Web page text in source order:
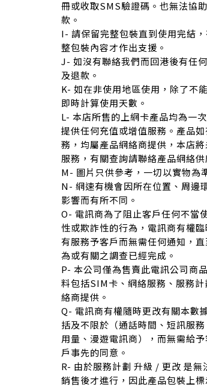
冊或收取SMS驗證碼。也無法協
款。
I- 請保留完整包裝直到使用完結
整包裝內容才作出支援。
J- 如沒有聯絡我們而回港後有任
及退款。
K- 如在非使用地區使用，除了不
即時計算使用天數。
L- 本店所售的上網卡產品均為一
提供任何充值或增值服務。產品
務，均屬產品網絡商提供，本店
服務，有關查詢請聯絡產品網絡供
M- 圖片只供參考，一切以實物為
N- 網速有機會因所在位置、周邊
影響而有所不同。
O- 電訊商為了阻止客戶任何不當
性或欺詐性的行為，電訊商有權
有服務予客戶而無需任何通知，
為或有關之調查已經完成。
P- 本公司僅為售賣此電訊公司商
料包括SIM卡、網絡服務、服務
絡商提供。
Q- 電訊商有權隨時更改有關本數
括及不限於（通話時間、短訊服
用量、漫遊電訊商），而無需給
戶事先的同意。
R- 由於服務計劃 升級 / 更改 是無
銷售後才進行，因此產品包裝上標